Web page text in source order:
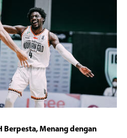
Berpesta, Menang dengan